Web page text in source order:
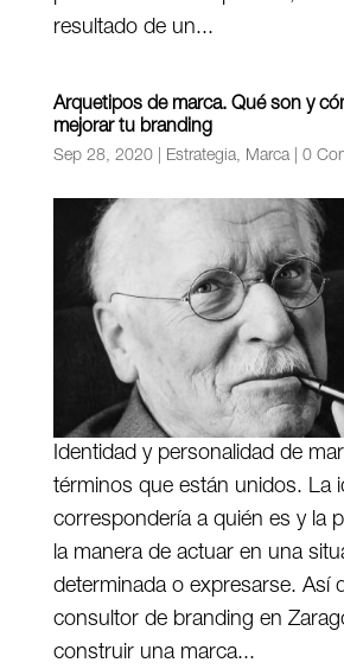
resultado de un...
Arquetipos de marca. Qué son y
mejorar tu branding
Sep 28, 2020| Estrategia, Marca| 0
Identidad y personalidad de
términos que están unidos. La
correspondería a quién es y la
la manera de actuar en una
determinada o expresarse. Así
consultor de branding en
construir una marca...